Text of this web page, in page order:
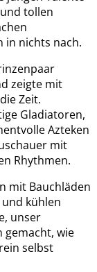
tollen
in nichts nach.
zeigte mit
Zeit.
Gladiatoren,
Azteken
mit
Rhythmen.
mit Bauchläden
kühlen
unser
gemacht, wie
selbst